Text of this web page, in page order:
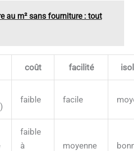
au m² sans fourniture : tout
coût facilité
faible facile
faible
à
moyenne